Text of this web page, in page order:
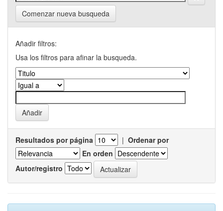
Comenzar nueva busqueda
Añadir filtros:
Usa los filtros para afinar la busqueda.
Resultados por página | Ordenar por
En orden
Autor/registro